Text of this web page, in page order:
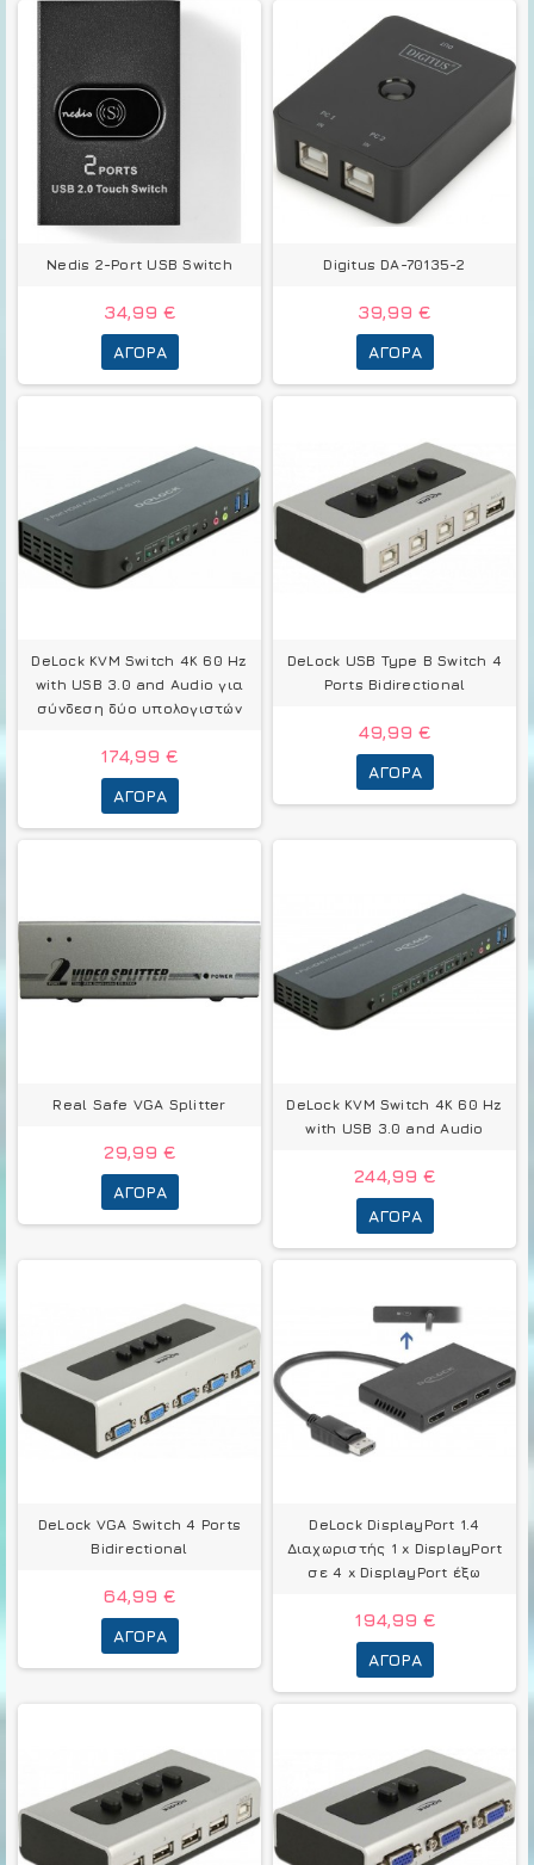
Nedis 2-Port USB Switch
34,99 €
ΑΓΟΡΆ
Digitus DA-70135-2
39,99 €
ΑΓΟΡΆ
DeLock KVM Switch 4K 60 Hz
with USB 3.0 and Audio για
σύνδεση δύο υπολογιστών
174,99 €
ΑΓΟΡΆ
DeLock USB Type B Switch 4
Ports Bidirectional
49,99 €
ΑΓΟΡΆ
Real Safe VGA Splitter
29,99 €
ΑΓΟΡΆ
DeLock KVM Switch 4K 60 Hz
with USB 3.0 and Audio
244,99 €
ΑΓΟΡΆ
DeLock VGA Switch 4 Ports
Bidirectional
64,99 €
ΑΓΟΡΆ
DeLock DisplayPort 1.4
Διαχωριστής 1 x DisplayPort
σε 4 x DisplayPort έξω
194,99 €
ΑΓΟΡΆ